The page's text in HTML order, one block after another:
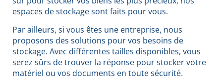
espaces de stockage sont faits pour vous.
Par ailleurs, si vous êtes une entreprise, nous
proposons des solutions pour vos besoins de
stockage. Avec différentes tailles disponibles, vous
serez sûrs de trouver la réponse pour stocker votre
matériel ou vos documents en toute sécurité.